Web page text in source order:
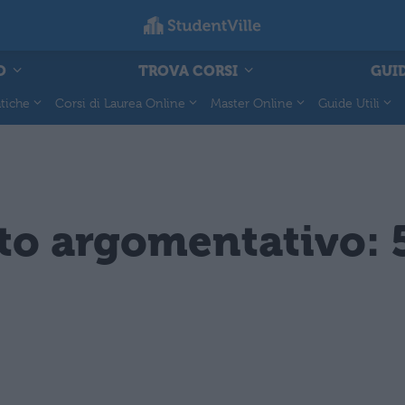
TROVA CORSI
Corsi di Laurea Online Master Online Guide Utili
argomentativo: